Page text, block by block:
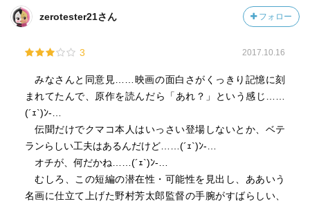
士をしていた「原山正雄」弁護士が病に倒れ、ヒヤヒヤさ
せられましたが、国選弁護士としてやむ得ず引き受けた
検察側の用意した証人の証言の根拠の脆弱性を指摘し、さ
らには、車内に残っていたスパナの存在と車を運転してい
解明。
zerotester21さん フォロー
3 2017.10.16
みなさんと同意見……映画の面白さがくっきり記憶に刻
まれてたんで、原作を読んだら「あれ？」という感じ……
(´ｪ`)ﾝ-…
伝聞だけでクマコ本人はいっさい登場しないとか、ベテ
ランらしい工夫はあるんだけど……(´ｪ`)ﾝ-…
オチが、何だかね……(´ｪ`)ﾝ-…
むしろ、この短編の潜在性・可能性を見出し、ああいう
名画に仕立て上げた野村芳太郎監督の手腕がすばらしい、